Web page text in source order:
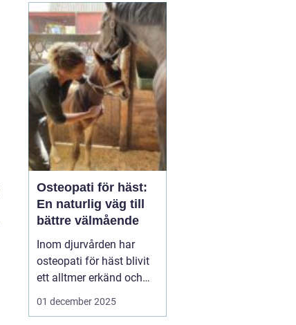
många att de kämpar
med inkallning, möten
med andra hundar eller
allmän ...
Osteopati för häst:
En naturlig väg till
bättre välmående
Inom djurvården har
osteopati för häst blivit
ett alltmer erkänd och
använd
01 december 2025